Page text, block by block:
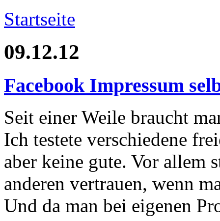
Startseite
09.12.12
Facebook Impressum
Seit einer Weile braucht
Ich testete verschiedene
aber keine gute. Vor allem
anderen vertrauen, wenn
Und da man bei eigenen